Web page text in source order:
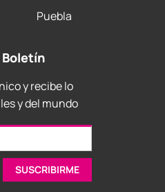
Puebla
y recibe lo
y del mundo